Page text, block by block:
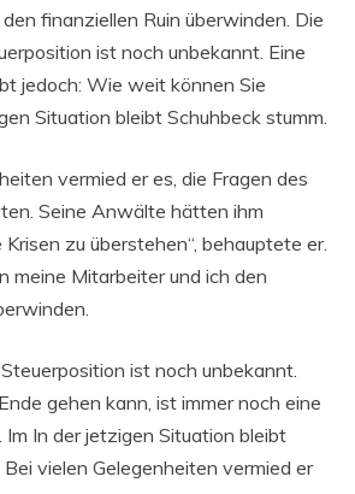
finanziellen Ruin überwinden. Die
ist noch unbekannt. Eine
jedoch: Wie weit können Sie
Situation bleibt Schuhbeck stumm.
vermied er es, die Fragen des
Seine Anwälte hätten ihm
zu überstehen“, behauptete er.
meine Mitarbeiter und ich den
ist noch unbekannt.
gehen kann, ist immer noch eine
In der jetzigen Situation bleibt
vielen Gelegenheiten vermied er